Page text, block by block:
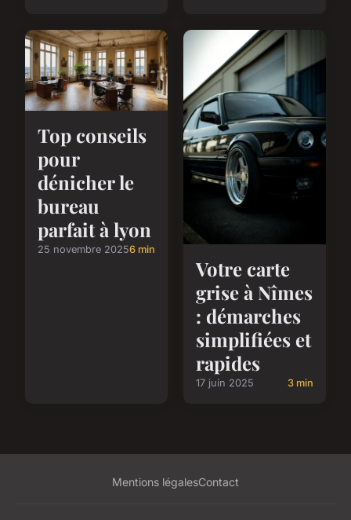
Top conseils
pour
dénicher le
bureau
parfait à lyon
25 novembre 20256 min
Votre carte
grise à Nîmes
: démarches
simplifiées et
rapides
17 juin 2025 3 min
Mentions légalesContact